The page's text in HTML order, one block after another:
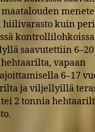
hiilivarasto kuin
saavutettiin 6–20
vapaan
6–17
ja viljellyillä
2 tonnia